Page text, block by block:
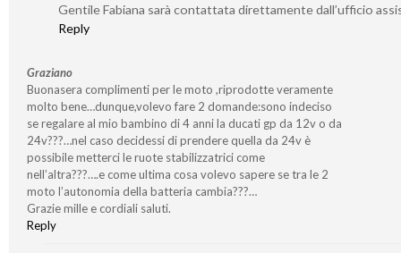
Gentile Fabiana sarà contattata direttamente dall’ufficio
Reply
Graziano
Buonasera complimenti per le moto ,riprodotte veramente
molto bene…dunque,volevo fare 2 domande:sono indeciso
se regalare al mio bambino di 4 anni la ducati gp da 12v o da
24v???…nel caso decidessi di prendere quella da 24v è
possibile metterci le ruote stabilizzatrici come
nell’altra???….e come ultima cosa volevo sapere se tra le 2
moto l’autonomia della batteria cambia???…
Grazie mille e cordiali saluti.
Reply